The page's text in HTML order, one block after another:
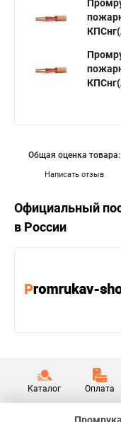
Написать отзыв
Общая оценка товара:
Официальный
в России
Каталог Оплата